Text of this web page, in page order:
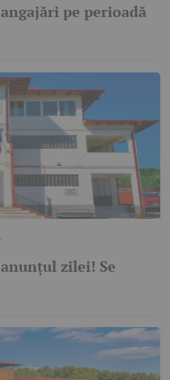
pe perioadă
zilei! Se